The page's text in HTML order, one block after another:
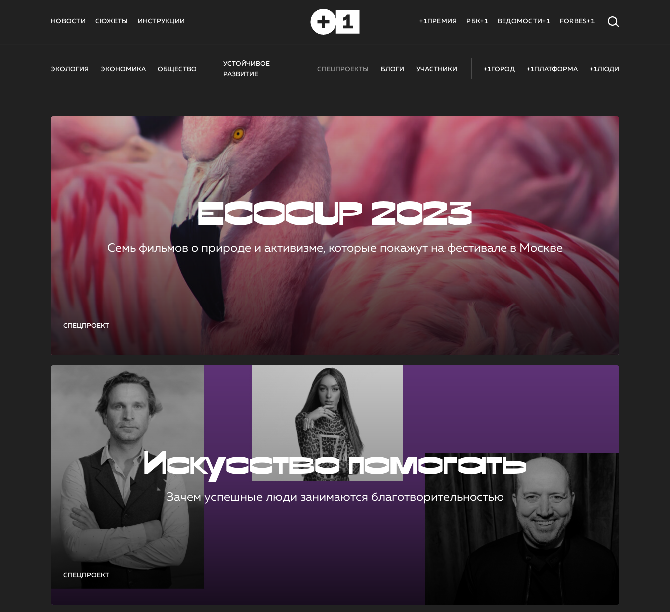
НОВОСТИ СЮЖЕТЫ ИНСТРУКЦИИ +1ПРЕМИЯ РБК+1 ВЕДОМОСТИ+1 FORBES+1
ЭКОЛОГИЯ ЭКОНОМИКА ОБЩЕСТВО
УСТОЙЧИВОЕ
РАЗВИТИЕ
СПЕЦПРОЕКТЫ БЛОГИ УЧАСТНИКИ +1ГОРОД +1ПЛАТФОРМА +1ЛЮДИ
СПЕЦПРОЕКТ
ECOCUP 2023
Семь фильмов о природе и активизме, которые покажут на фестивале в Москве
СПЕЦПРОЕКТ
Искусство помогать
Зачем успешные люди занимаются благотворительностью